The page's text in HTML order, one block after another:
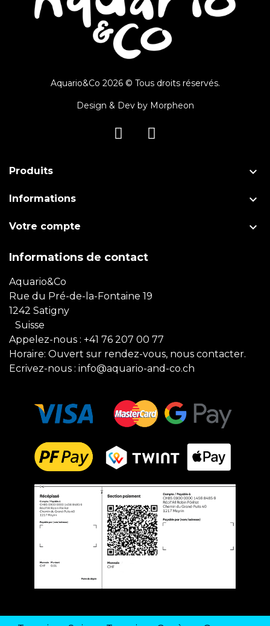
Aquario&Co 2026 © Tous droits réservés.
Design & Dev by Morpheon
Produits 
Informations 
Votre compte 
Informations de contact
Aquario&Co
Rue du Pré-de-la-Fontaine 19
1242 Satigny
Suisse
Appelez-nous : +41 76 207 00 77
Horaire: Ouvert sur rendez-vous, nous contacter.
Ecrivez-nous : info@aquario-and-co.ch